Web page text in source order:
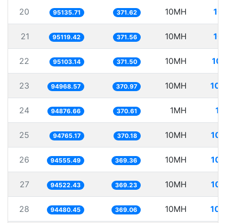
20 95135.71 371.62 10MH
21 95119.42 371.56 10MH
22 95103.14 371.50 10MH
23 94968.57 370.97 10MH
24 94876.66 370.61 1MH
25 94765.17 370.18 10MH
26 94555.49 369.36 10MH
27 94522.43 369.23 10MH
28 94480.45 369.06 10MH